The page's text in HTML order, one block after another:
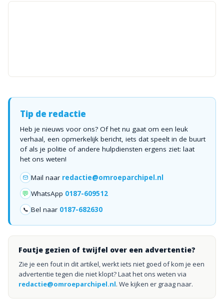
Tip de redactie
Heb je nieuws voor ons? Of het nu gaat om een leuk
verhaal, een opmerkelijk bericht, iets dat speelt in de buurt
of als je politie of andere hulpdiensten ergens ziet: laat
het ons weten!
Mail naar redactie@omroeparchipel.nl
💬 WhatsApp 0187-609512
📞 Bel naar 0187-682630
Foutje gezien of twijfel over een advertentie?
Zie je een fout in dit artikel, werkt iets niet goed of kom je een
advertentie tegen die niet klopt? Laat het ons weten via
redactie@omroeparchipel.nl. We kijken er graag naar.